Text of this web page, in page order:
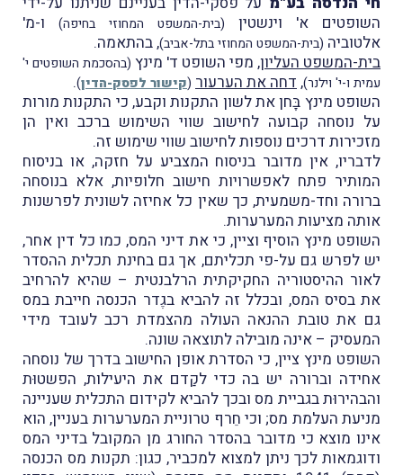
השופטים א' וינשטין
(בית-המשפט המחוזי בחיפה) ו-מ'
אלטוביה (בית-המשפט המחוזי בתל-אביב), בהתאמה.
בית-המשפט העליון, מפי השופט ד' מינץ (בהסכמת השופטים י'
עמית ו-י' וילנר),דחה את הערעור (קישור לפסק-הדין)
.
השופט מינץ בָּחן את לשון התקנות וקבע, כי התקנות מורות
על נוסחה קבועה לחישוב שווי השימוש ברכב ואין הן
מזכירות דרכים נוספות לחישוב שווי שימוש זה.
לדבריו, אין מדובר בניסוח המצביע על חזקה, או בניסוח
המותיר פתח לאפשרויות חישוב חלופיות, אלא בנוסחה
ברורה וחד-משמעית, כך שאין כל אחיזה לשונית לפרשנות
אותה מציעות המערערות.
השופט מינץ הוסיף וציין, כי את דיני המס, כמו כל דין אחר,
יש לפרש גם על-פי תכליתם, אך גם בחינת תכלית ההסדר
לאור ההיסטוריה החקיקתית הרלבנטית – שהיא להרחיב
את בסיס המס, ובכלל זה להביא בגֶדר הכנסה חייבת במס
גם את טובת ההנאה העולה מהצמדת רכב לעובד מידי
המעסיק – אינה מובילה לתוצאה שונה.
השופט מינץ ציין, כי הסדרת אופן החישוב בדרך של נוסחה
אחידה וברורה יש בה כדי לקַדם את היעילות, הפשטוּת
והבהירוּת בגביית מס ובכך להביא לקידום התכלית שעניינה
מניעת העלמת מס; וכי חֵרף טרוניית המערערות בעניין, הוא
אינו מוצא כי מדובר בהסדר החורג מן המקובל בדיני המס
ודוגמאות לכך ניתן למצוא למכביר, כגון: תקנות מס הכנסה